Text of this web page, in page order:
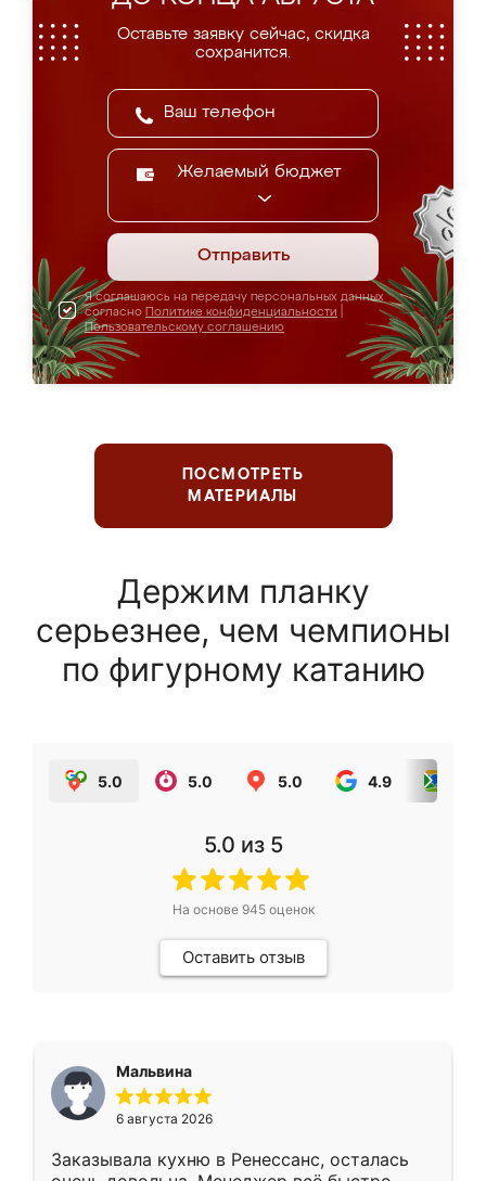
Оставьте заявку сейчас, скидка
сохранится.
Желаемый бюджет
Отправить
Я соглашаюсь на передачу персональных данных
согласно Политике конфиденциальности
Пользовательскому соглашению
ПОСМОТРЕТЬ
МАТЕРИАЛЫ
Держим планку
серьезнее, чем чемпионы
по фигурному катанию
5.0 5.0 5.0 4.9
5.0 из 5
На основе 945оценок
Оставить отзыв
Мальвина
6 августа 2026
Заказывала кухню в Ренессанс, осталась